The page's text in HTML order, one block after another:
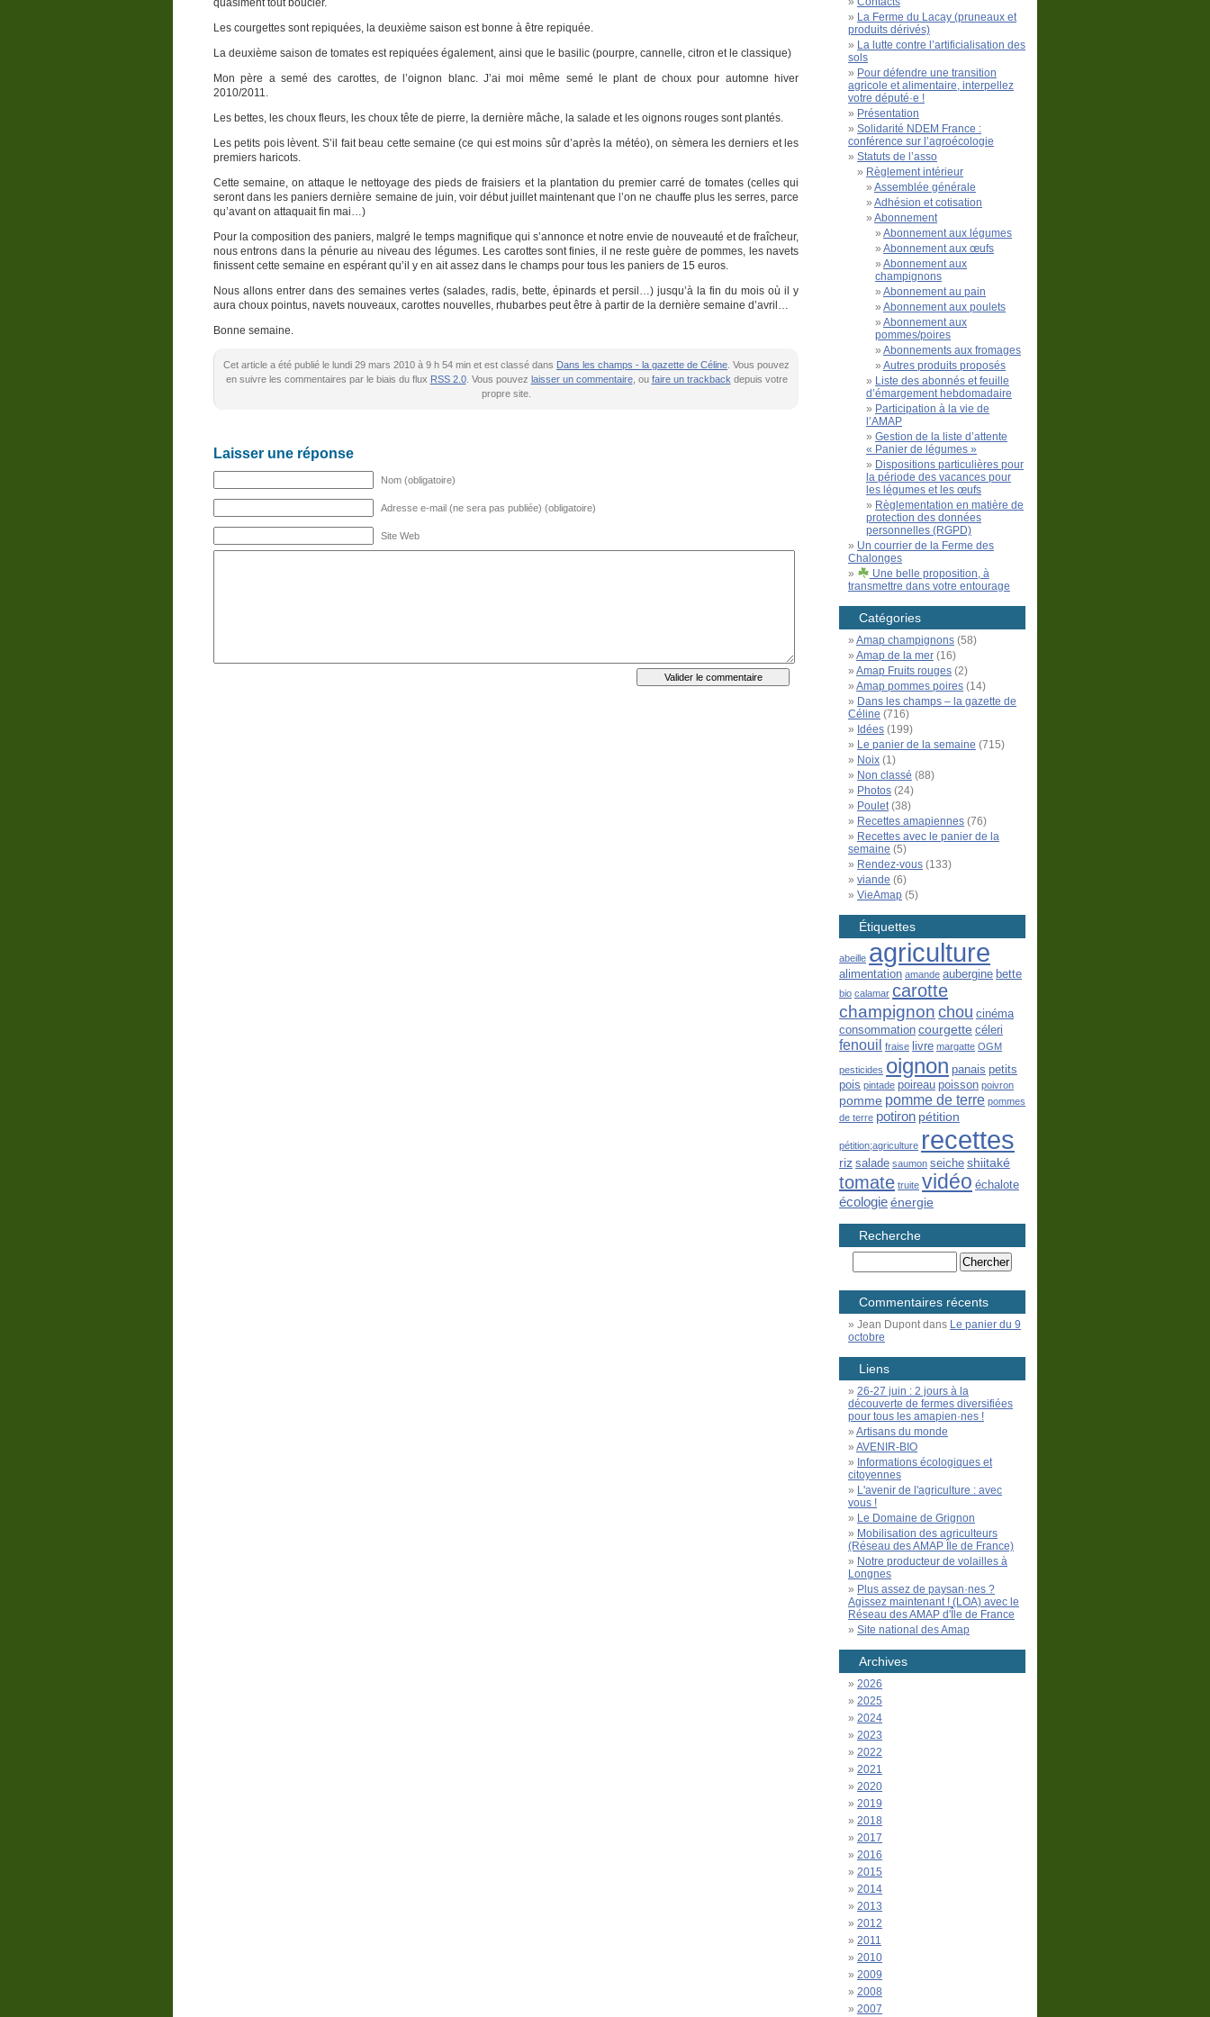
quasiment tout boucler.
Les courgettes sont repiquées, la deuxième saison est bonne à être repiquée.
La deuxième saison de tomates est repiquées également, ainsi que le basilic (pourpre, cannelle, citron et le classique)
Mon père a semé des carottes, de l’oignon blanc. J’ai moi même semé le plant de choux pour automne hiver
2010/2011.
Les bettes, les choux fleurs, les choux tête de pierre, la dernière mâche, la salade et les oignons rouges sont plantés.
Les petits pois lèvent. S’il fait beau cette semaine (ce qui est moins sûr d’après la météo), on sèmera les derniers et les
premiers haricots.
Cette semaine, on attaque le nettoyage des pieds de fraisiers et la plantation du premier carré de tomates (celles qui
seront dans les paniers dernière semaine de juin, voir début juillet maintenant que l’on ne chauffe plus les serres, parce
qu’avant on attaquait fin mai…)
Pour la composition des paniers, malgré le temps magnifique qui s’annonce et notre envie de nouveauté et de fraîcheur,
nous entrons dans la pénurie au niveau des légumes. Les carottes sont finies, il ne reste guère de pommes, les navets
finissent cette semaine en espérant qu’il y en ait assez dans le champs pour tous les paniers de 15 euros.
Nous allons entrer dans des semaines vertes (salades, radis, bette, épinards et persil…) jusqu’à la fin du mois où il y
aura choux pointus, navets nouveaux, carottes nouvelles, rhubarbes peut être à partir de la dernière semaine d’avril…
Bonne semaine.
Cet article a été publié le lundi 29 mars 2010 à 9 h 54 min et est classé dans Dans les champs - la gazette de Céline . Vous pouvez
en suivre les commentaires par le biais du flux RSS 2.0. Vous pouvez laisser un commentaire, ou faire un trackback depuis votre
propre site.
Laisser une réponse
Nom (obligatoire)
Adresse e-mail (ne sera pas publiée) (obligatoire)
Site Web
La Ferme du Lacay (pruneaux et
produits dérivés)
La lutte contre l’artificialisation des
sols
Pour défendre une transition
agricole et alimentaire, interpellez
votre député·e !
Présentation
Solidarité NDEM France :
conférence sur l’agroécologie
Statuts de l’asso
Règlement intérieur
Assemblée générale
Adhésion et cotisation
Abonnement
Abonnement aux légumes
Abonnement aux œufs
Abonnement aux
champignons
Abonnement au pain
Abonnement aux poulets
Abonnement aux
pommes/poires
Abonnements aux fromages
Autres produits proposés
Liste des abonnés et feuille
d’émargement hebdomadaire
Participation à la vie de
l’AMAP
Gestion de la liste d’attente
« Panier de légumes »
Dispositions particulières pour
la période des vacances pour
les légumes et les œufs
Règlementation en matière de
protection des données
personnelles (RGPD)
Un courrier de la Ferme des
Chalonges
Une belle proposition, à
transmettre dans votre entourage
Catégories
Amap champignons (58)
Amap de la mer (16)
Amap Fruits rouges (2)
Amap pommes poires (14)
Dans les champs – la gazette de
Céline (716)
Idées (199)
Le panier de la semaine (715)
Noix (1)
Non classé (88)
Photos (24)
Poulet(38)
Recettes amapiennes (76)
Recettes avec le panier de la
semaine (5)
Rendez-vous (133)
viande (6)
VieAmap (5)
Étiquettes
abeille agriculture
alimentation amande aubergine bette
bio calamar carotte
champignon chou cinéma
consommation courgette céleri
fenouil fraise livre margatte OGM
pesticides oignon panais petits
pois pintade poireau poisson poivron
pomme pomme de terre pommes
de terre potiron pétition
pétition;agriculture recettes
riz salade saumon seiche shiitaké
tomate truite vidéo échalote
écologieénergie
Recherche
Commentaires récents
Jean Dupontdans Le panier du 9
octobre
Liens
26-27 juin : 2 jours à la
découverte de fermes diversifiées
pour tous les amapien·nes !
Artisans du monde
AVENIR-BIO
Informations écologiques et
citoyennes
L'avenir de l'agriculture : avec
vous !
Le Domaine de Grignon
Mobilisation des agriculteurs
(Réseau des AMAP Île de France)
Notre producteur de volailles à
Longnes
Plus assez de paysan·nes ?
Agissez maintenant ! (LOA) avec le
Réseau des AMAP d'Île de France
Site national des Amap
Archives
2026
2025
2024
2023
2022
2021
2020
2019
2018
2017
2016
2015
2014
2013
2012
2011
2010
2009
2008
2007